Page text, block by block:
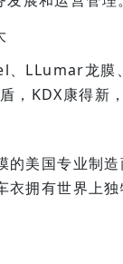
、LLumar龙
KDX康得新，
的美国专业制
衣拥有世界上